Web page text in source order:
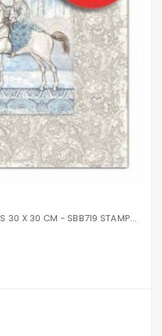
PAPIER HORSE WINTER TALES 30 X 30 CM - SBB719 STAMPERIA